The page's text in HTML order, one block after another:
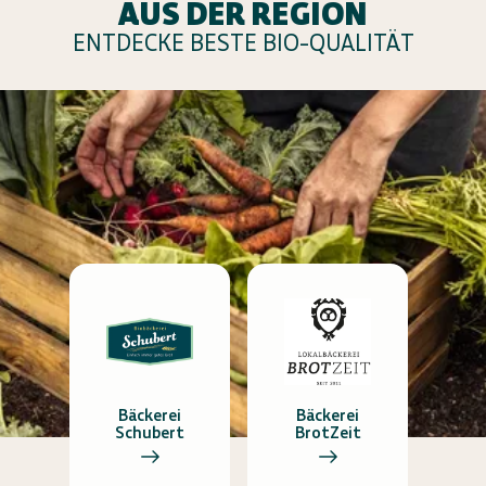
AUS DER REGION
ENTDECKE BESTE BIO-QUALITÄT
Bäckerei
Schubert
Bäckerei
BrotZeit